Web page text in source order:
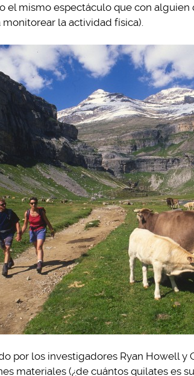
el mismo espectáculo que con
monitorear la actividad física).
por los investigadores Ryan Howell y
materiales (¿de cuántos quilates es